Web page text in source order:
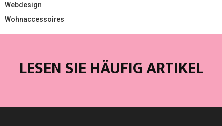
Webdesign
Wohnaccessoires
LESEN SIE HÄUFIG ARTIKEL